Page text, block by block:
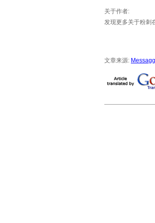
关于作者:
发现更多关于粉刺
文章来源: